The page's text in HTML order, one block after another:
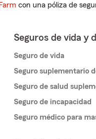
con una póliza de
Seguros de vida y
Seguro de vida
Seguro suplementario
Seguro de salud
Seguro de incapacidad
Seguro médico para